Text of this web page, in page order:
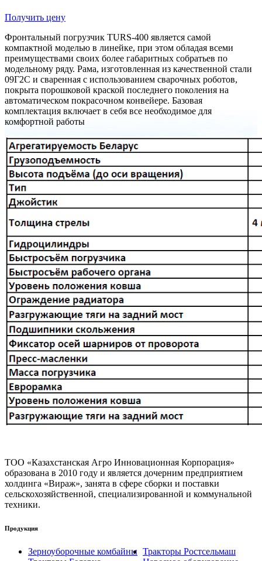
Получить цену
Фронтальный погрузчик TURS-400 является самой
компактной моделью в линейке, при этом обладая всеми
преимуществами своих более габаритных собратьев по
модельному ряду. Рама, изготовленная из качественной стали
09Г2С и сваренная с использованием сварочных роботов,
покрыта порошковой краской последнего поколения на
автоматическом покрасочном конвейере. Базовая
комплектация включает в себя все необходимое для
комфортной работы
ТОО «Казахстанская Агро Инновационная Корпорация»
образована в 2010 году и является дочерним предприятием
холдинга «Вираж», занята в сфере сборки и поставки
сельскохозяйственной, специализированной и коммунальной
техники.
Продукция
Зерноуборочные комбайны Тракторы Ростсельмаш